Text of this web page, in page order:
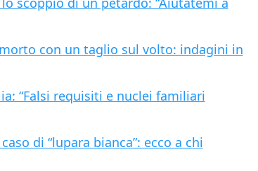
con un taglio sul volto: indagini in
“Falsi requisiti e nuclei familiari
di “lupara bianca”: ecco a chi